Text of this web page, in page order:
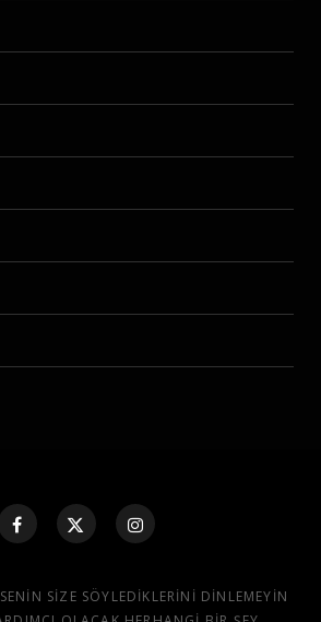
SIZE SÖYLEDIKLERINI DINLEMEYIN